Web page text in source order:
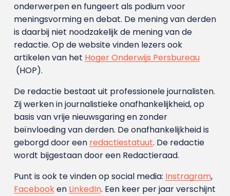
onderwerpen en fungeert als podium voor
meningsvorming en debat. De mening van derden
is daarbij niet noodzakelijk de mening van de
redactie. Op de website vinden lezers ook
artikelen van het Hoger Onderwijs Persbureau
(HOP).
De redactie bestaat uit professionele journalisten.
Zij werken in journalistieke onafhankelijkheid, op
basis van vrije nieuwsgaring en zonder
beïnvloeding van derden. De onafhankelijkheid is
geborgd door een redactiestatuut. De redactie
wordt bijgestaan door een Redactieraad.
Punt is ook te vinden op social media: Instragram,
Facebooken LinkedIn. Een keer per jaar verschijnt